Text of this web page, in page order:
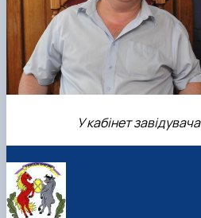
У кабінет